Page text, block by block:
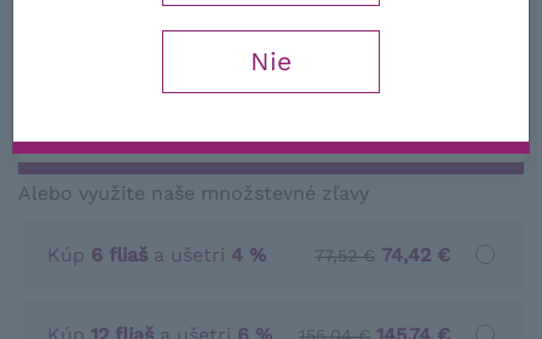
−
Alebo využite naše množstevné zľavy
Kúp 6 fliaš a ušetri 4 % 77,52 € 74,42 €
Nie